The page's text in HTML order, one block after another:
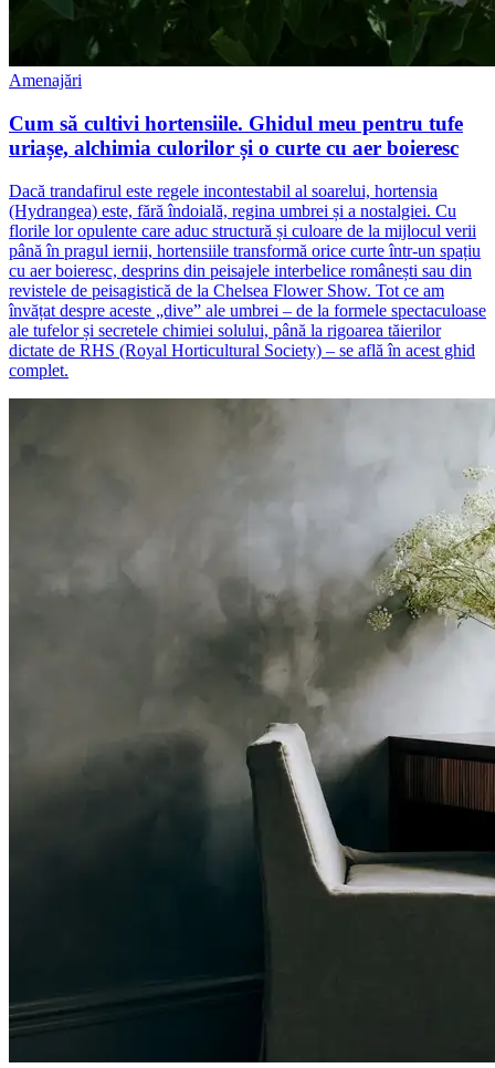
Amenajări
Cum să cultivi hortensiile. Ghidul meu pentru tufe
uriașe, alchimia culorilor și o curte cu aer boieresc
Dacă trandafirul este regele incontestabil al soarelui, hortensia
(Hydrangea) este, fără îndoială, regina umbrei și a nostalgiei. Cu
florile lor opulente care aduc structură și culoare de la mijlocul verii
până în pragul iernii, hortensiile transformă orice curte într-un spațiu
cu aer boieresc, desprins din peisajele interbelice românești sau din
revistele de peisagistică de la Chelsea Flower Show. Tot ce am
învățat despre aceste „dive” ale umbrei – de la formele spectaculoase
ale tufelor și secretele chimiei solului, până la rigoarea tăierilor
dictate de RHS (Royal Horticultural Society) – se află în acest ghid
complet.